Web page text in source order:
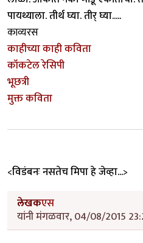
पायथ्याला. तीर्थ घ्या. तीर् घ्या.....
काव्यरस
काहीच्या काही कविता
कॉकटेल रेसिपी
भूछत्री
मुक्त कविता
<विडंबनः नसतेच मिपा हे जेव्हा...>
लेखकएस
यांनी मंगळवार, 04/08/2015